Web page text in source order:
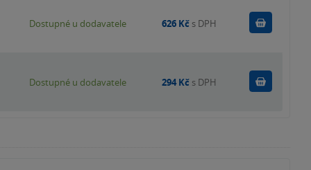
Dostupné u dodavatele 626 Kč s DPH
Dostupné u dodavatele 294 Kč s DPH